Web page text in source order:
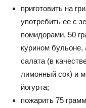
приготовить на
употребить ее с
помидорами, 50
курином бульоне,
салата (в
лимонный сок) и
йогурта;
пожарить 75